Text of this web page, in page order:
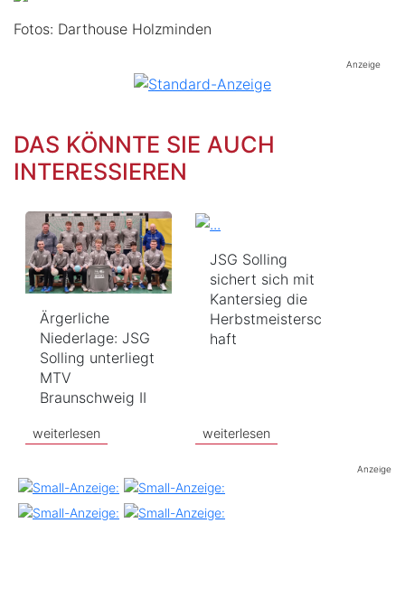
Fotos: Darthouse Holzminden
Anzeige
DAS KÖNNTE SIE AUCH
INTERESSIEREN
Ärgerliche
Niederlage: JSG
Solling unterliegt
MTV
Braunschweig II
weiterlesen
JSG Solling
sichert sich mit
Kantersieg die
Herbstmeistersc
haft
weiterlesen
Anzeige